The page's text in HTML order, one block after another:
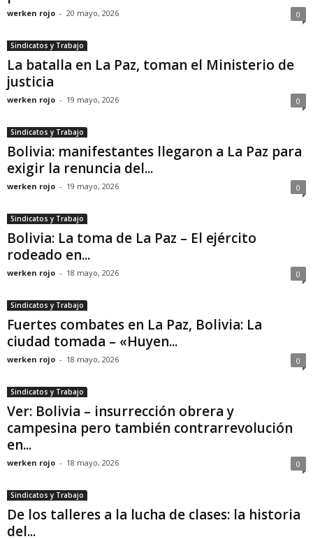
werken rojo - 20 mayo, 2026 0
Sindicatos y Trabajo
La batalla en La Paz, toman el Ministerio de
justicia
werken rojo - 19 mayo, 2026 0
Sindicatos y Trabajo
Bolivia: manifestantes llegaron a La Paz para
exigir la renuncia del...
werken rojo - 19 mayo, 2026 0
Sindicatos y Trabajo
Bolivia: La toma de La Paz – El ejército
rodeado en...
werken rojo - 18 mayo, 2026 0
Sindicatos y Trabajo
Fuertes combates en La Paz, Bolivia: La
ciudad tomada – «Huyen...
werken rojo - 18 mayo, 2026 0
Sindicatos y Trabajo
Ver: Bolivia – insurrección obrera y
campesina pero también contrarrevolución
en...
werken rojo - 18 mayo, 2026 0
Sindicatos y Trabajo
De los talleres a la lucha de clases: la historia
del...